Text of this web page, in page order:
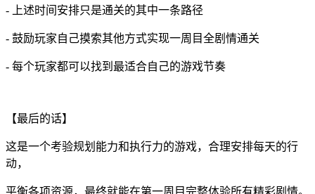
- 上述时间安排只是通关的其中一条路径
- 鼓励玩家自己摸索其他方式实现一周目全剧情通关
- 每个玩家都可以找到最适合自己的游戏节奏
【最后的话】
这是一个考验规划能力和执行力的游戏，合理安排每天的行
动，